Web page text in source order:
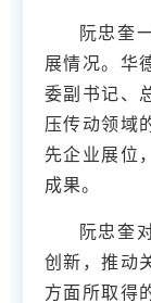
阮忠奎
展情况。华
委副书记、
压传动领域
先企业展位
成果。
阮忠奎
创新，推动
方面所取得